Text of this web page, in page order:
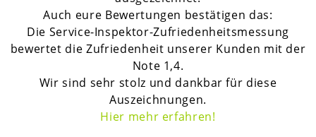
Auch eure Bewertungen bestätigen das:
Die Service-Inspektor-Zufriedenheitsmessung
bewertet die Zufriedenheit unserer Kunden mit der
Note 1,4.
Wir sind sehr stolz und dankbar für diese
Auszeichnungen.
Hier mehr erfahren!